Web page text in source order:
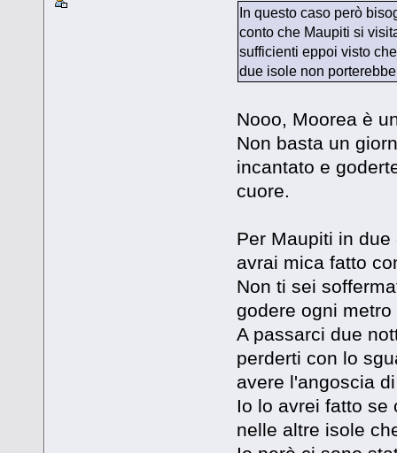
In questo caso però
conto che Maupiti si
sufficienti eppoi visto
due isole non
Nooo, Moorea è
Non basta un
incantato e
cuore.
Per Maupiti in
avrai mica fatto
Non ti sei
godere ogni
A passarci due
perderti con lo
avere l'angoscia
Io lo avrei fatto se
nelle altre isole